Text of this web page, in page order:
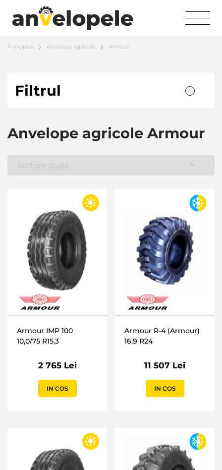
Principala Anvelope agricole Armour
Filtrul
Anvelope agricole Armour
Armour IMP 100
10,0/75 R15,3
2 765 Lei
IN COS
Armour R-4 (Armour)
16,9 R24
11 507 Lei
IN COS